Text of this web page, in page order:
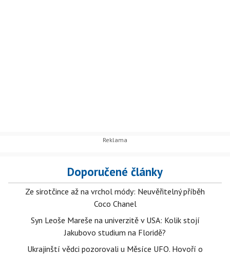
Doporučené články
Ze sirotčince až na vrchol módy: Neuvěřitelný příběh
Coco Chanel
Syn Leoše Mareše na univerzitě v USA: Kolik stojí
Jakubovo studium na Floridě?
Ukrajinští vědci pozorovali u Měsíce UFO. Hovoří o